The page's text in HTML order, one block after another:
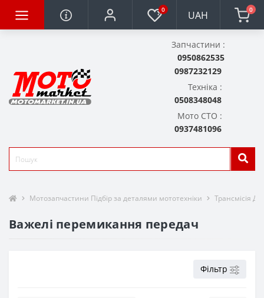
0 UAH 0
Запчастини :
0950862535
0987232129
Техніка :
0508348048
Мото СТО :
0937481096
Мотозапчастини Підбір за деталями мототехніки Трансмісія
Важелі перемикання передач
Фільтр